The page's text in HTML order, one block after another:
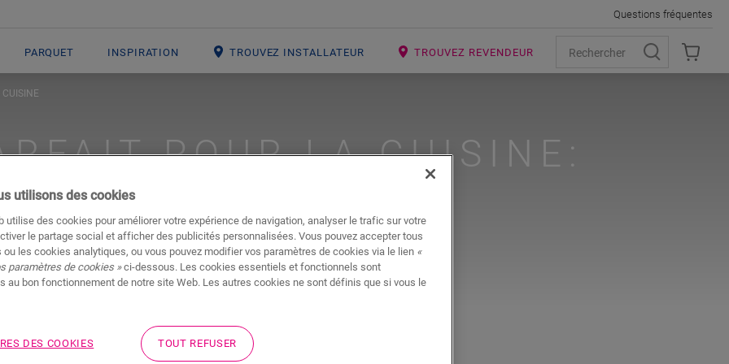
PARQUET INSPIRATION TROUVEZ INSTALLATEUR TROUVEZ REVENDEUR
Questions fréquentes
POUR LA CUISINE:
VS CÉRAMIQUE
#vinyle #cuisine
utilisons des cookies
utilise des cookies pour améliorer votre expérience de navigation, analyser le trafic sur votre
le partage social et afficher des publicités personnalisées. Vous pouvez accepter tous
ou les cookies analytiques, ou vous pouvez modifier vos paramètres de cookies via le lien «
paramètres de cookies »ci-dessous. Les cookies essentiels et fonctionnels sont
au bon fonctionnement de notre site Web. Les autres cookies ne sont définis que si vous le
DES COOKIES TOUT REFUSER